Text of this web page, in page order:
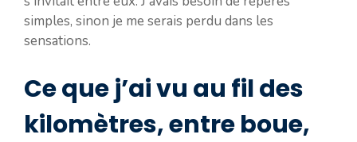
simples, sinon je me serais perdu dans les
sensations.
Ce que j’ai vu au fil des
kilomètres, entre boue,